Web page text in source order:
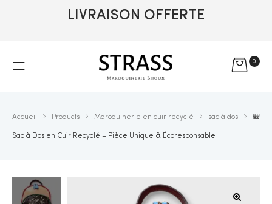
LIVRAISON OFFERTE
0
Accueil Products Maroquinerie en cuir recyclé sac à dos 🎒
Sac à Dos en Cuir Recyclé – Pièce Unique & Écoresponsable